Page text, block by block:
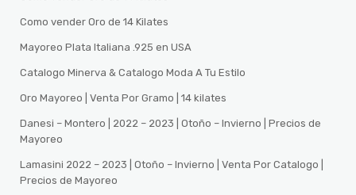
Como vender Oro de 14 Kilates
Mayoreo Plata Italiana .925 en USA
Catalogo Minerva & Catalogo Moda A Tu Estilo
Oro Mayoreo | Venta Por Gramo | 14 kilates
Danesi – Montero | 2022 – 2023 | Otoño – Invierno | Precios de
Mayoreo
Lamasini 2022 – 2023 | Otoño – Invierno | Venta Por Catalogo |
Precios de Mayoreo